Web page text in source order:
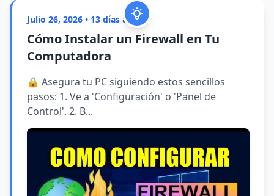
Julio 26, 2026 • 13 días atrás
Cómo Instalar un Firewall en Tu
Computadora
🔒 Asegura tu PC siguiendo estos sencillos
pasos: 1. Ve a 'Configuración' o 'Panel de
Control'. 2. B...